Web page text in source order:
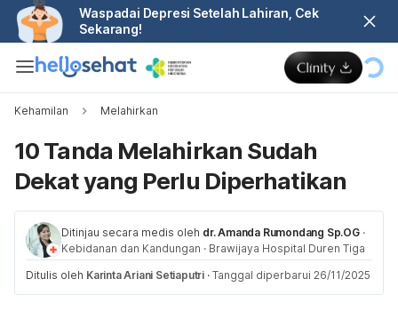
Waspadai Depresi Setelah Lahiran, Cek
Sekarang!
Kehamilan Melahirkan
10 Tanda Melahirkan Sudah
Dekat yang Perlu Diperhatikan
Ditinjau secara medis oleh dr. Amanda Rumondang Sp.OG ·
Kebidanan dan Kandungan · Brawijaya Hospital Duren Tiga
Ditulis oleh Karinta Ariani Setiaputri · Tanggal diperbarui 26/11/2025